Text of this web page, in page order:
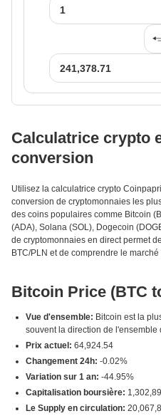
Calculatrice crypto
conversion
Utilisez la calculatrice crypto
conversion de cryptomonnaies les
des coins populaires comme Bitcoin
(ADA), Solana (SOL), Dogecoin
de cryptomonnaies en direct permet
BTC/PLN et de comprendre le
Bitcoin Price (BTC
Vue d'ensemble: Bitcoin est la
souvent la direction de l'ensemble
Prix actuel: 64,924.54
Changement 24h: -0.02%
Variation sur 1 an: -44.95%
Capitalisation boursière:
Le Supply en circulation: